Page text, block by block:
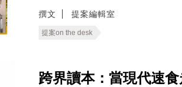
撰文 提案編輯室
提案on the desk
跨界讀本：當現代速